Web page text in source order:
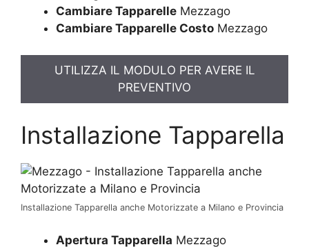
Cambiare Tapparelle Mezzago
Cambiare Tapparelle Costo Mezzago
UTILIZZA IL MODULO PER AVERE IL
PREVENTIVO
Installazione Tapparella
Installazione Tapparella anche Motorizzate a Milano e Provincia
Apertura Tapparella Mezzago